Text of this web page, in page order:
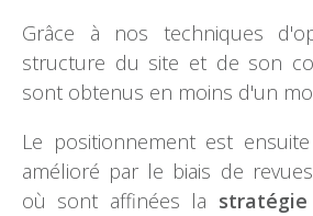
Grâce à nos techniques
structure du site et de son
sont obtenus en moins d'un
Le positionnement est
amélioré par le biais de
où sont affinées la